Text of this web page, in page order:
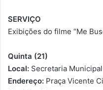
SERVIÇO
Exibições do filme “Me
Quinta (21)
Local: Secretaria
Endereço: Praça Vicente